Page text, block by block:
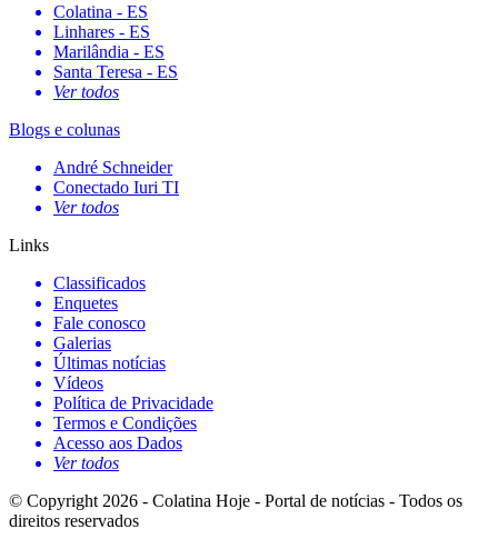
Colatina - ES
Linhares - ES
Marilândia - ES
Santa Teresa - ES
Ver todos
Blogs e colunas
André Schneider
Conectado Iuri TI
Ver todos
Links
Classificados
Enquetes
Fale conosco
Galerias
Últimas notícias
Vídeos
Política de Privacidade
Termos e Condições
Acesso aos Dados
Ver todos
© Copyright 2026 - Colatina Hoje - Portal de notícias - Todos os
direitos reservados